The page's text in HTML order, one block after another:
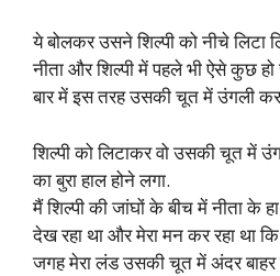
ये बोलकर उसने शिल्पी को नीचे लिटा
नीता और शिल्पी में पहले भी ऐसे कुछ हो
बार में इस तरह उसकी चूत में उंगली
शिल्पी को लिटाकर वो उसकी चूत में
का बुरा हाल होने लगा.
मैं शिल्पी की जांघों के बीच में नीता के
देख रहा था और मेरा मन कर रहा था
जगह मेरा लंड उसकी चूत में अंदर बाहर